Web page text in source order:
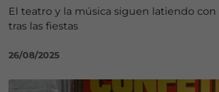
El teatro y la música siguen latiendo con
tras las fiestas
26/08/2025